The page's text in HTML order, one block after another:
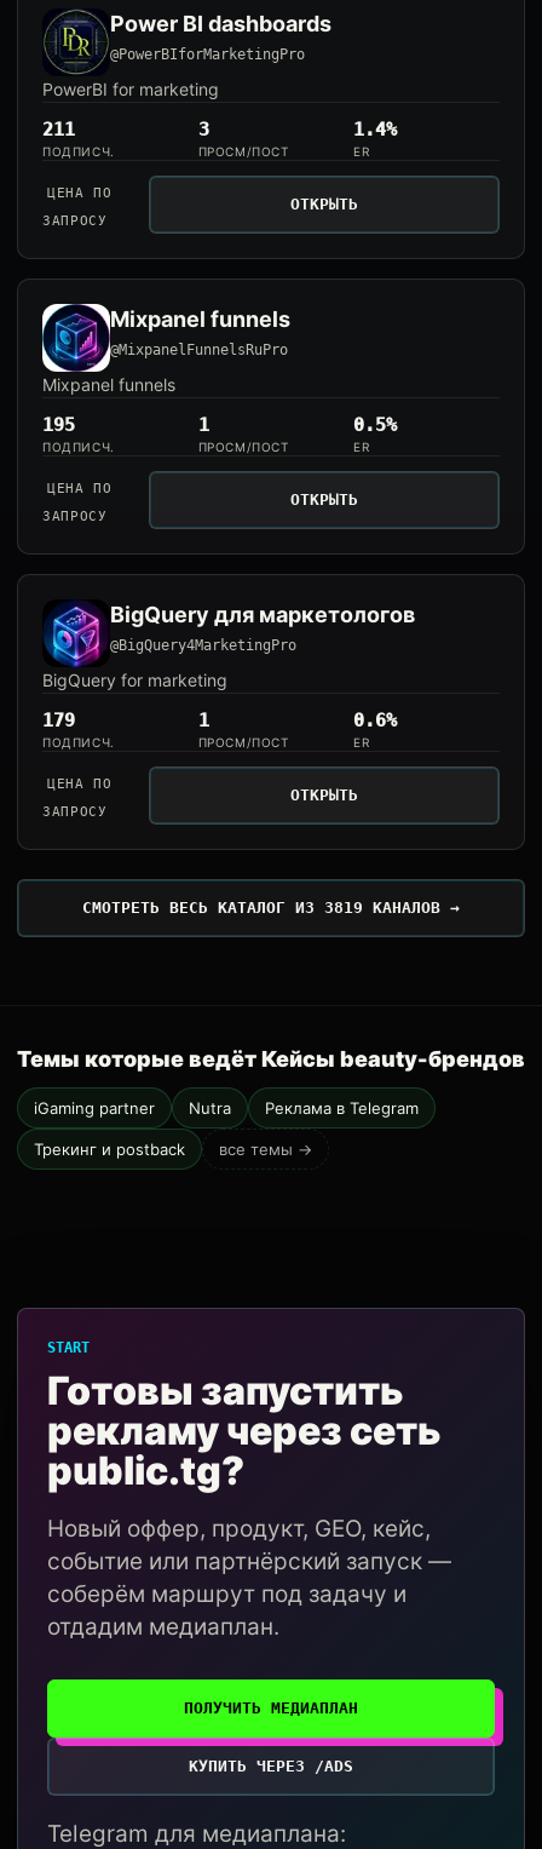
Power BI dashboards
@PowerBIforMarketingPro
PowerBI for marketing
211
ПОДПИСЧ.
3
ПРОСМ/ПОСТ
1.4%
ER
ЦЕНА ПО
ЗАПРОСУ
ОТКРЫТЬ
Mixpanel funnels
@MixpanelFunnelsRuPro
Mixpanel funnels
195
ПОДПИСЧ.
1
ПРОСМ/ПОСТ
0.5%
ER
ЦЕНА ПО
ЗАПРОСУ
ОТКРЫТЬ
BigQuery для маркетологов
@BigQuery4MarketingPro
BigQuery for marketing
179
ПОДПИСЧ.
1
ПРОСМ/ПОСТ
0.6%
ER
ЦЕНА ПО
ЗАПРОСУ
ОТКРЫТЬ
СМОТРЕТЬ ВЕСЬ КАТАЛОГ ИЗ 3819 КАНАЛОВ →
Темы которые ведёт Кейсы beauty-брендов
iGaming partner Nutra Реклама в Telegram
Трекинг и postback все темы →
START
Готовы запустить
рекламу через сеть
public.tg?
Новый оффер, продукт, GEO, кейс,
событие или партнёрский запуск —
соберём маршрут под задачу и
отдадим медиаплан.
ПОЛУЧИТЬ МЕДИАПЛАН
КУПИТЬ ЧЕРЕЗ /ADS
Telegram для медиаплана: